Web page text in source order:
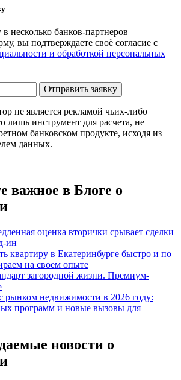
в несколько банков-партнеров
вы подтверждаете своё согласие с
и обработкой персональных
Отправить заявку
не является рекламой чьих-либо
лишь инструмент для расчета, не
банковском продукте, исходя из
данных.
важное в Блоге о
оценка вторички срывает сделки
ин
квартиру в Екатеринбурге быстро и по
на своем опыте
загородной жизни. Премиум-
рынком недвижимости в 2026 году:
программ и новые вызовы для
новости о